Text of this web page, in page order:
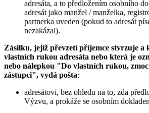
adresáta, a to předložením osobního
adresát jako manžel / manželka,
partnerka uveden (pokud to adresát
nezakázal).
Zásilku, jejíž převzetí příjemce stvrzuje a
vlastních rukou adresáta nebo která je
nebo nálepkou "Do vlastních rukou,
zástupci", vydá pošta:
adresátovi, bez ohledu na to, zda
Výzvu, a prokáže se osobním